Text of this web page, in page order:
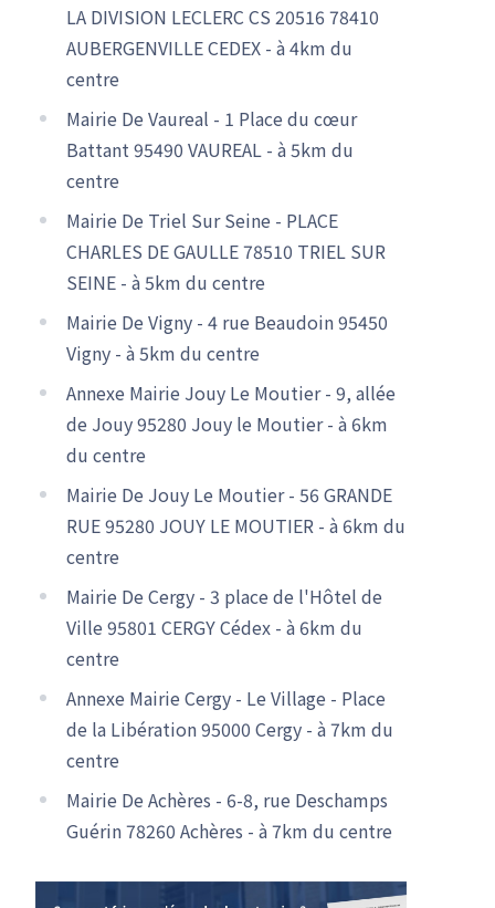
LA DIVISION LECLERC CS 20516 78410
AUBERGENVILLE CEDEX - à 4km du
centre
Mairie De Vaureal - 1 Place du cœur
Battant 95490 VAUREAL - à 5km du
centre
Mairie De Triel Sur Seine - PLACE
CHARLES DE GAULLE 78510 TRIEL SUR
SEINE - à 5km du centre
Mairie De Vigny - 4 rue Beaudoin 95450
Vigny - à 5km du centre
Annexe Mairie Jouy Le Moutier - 9, allée
de Jouy 95280 Jouy le Moutier - à 6km
du centre
Mairie De Jouy Le Moutier - 56 GRANDE
RUE 95280 JOUY LE MOUTIER - à 6km du
centre
Mairie De Cergy - 3 place de l'Hôtel de
Ville 95801 CERGY Cédex - à 6km du
centre
Annexe Mairie Cergy - Le Village - Place
de la Libération 95000 Cergy - à 7km du
centre
Mairie De Achères - 6-8, rue Deschamps
Guérin 78260 Achères - à 7km du centre